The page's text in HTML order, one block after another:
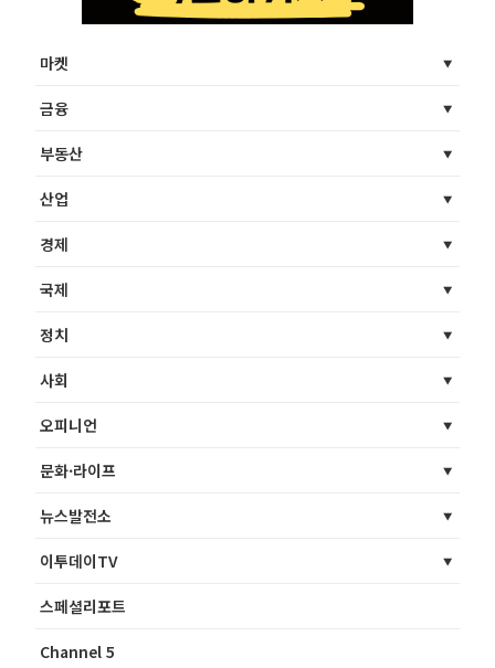
마켓
금융
부동산
산업
경제
국제
정치
사회
오피니언
문화·라이프
뉴스발전소
이투데이TV
스페셜리포트
Channel 5